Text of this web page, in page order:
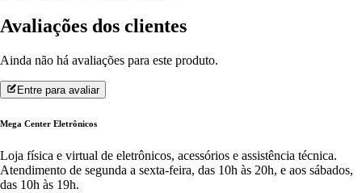
Avaliações dos clientes
Ainda não há avaliações para este produto.
Entre para avaliar
Mega Center Eletrônicos
Loja física e virtual de eletrônicos, acessórios e assistência técnica.
Atendimento de segunda a sexta-feira, das 10h às 20h, e aos sábados,
das 10h às 19h.